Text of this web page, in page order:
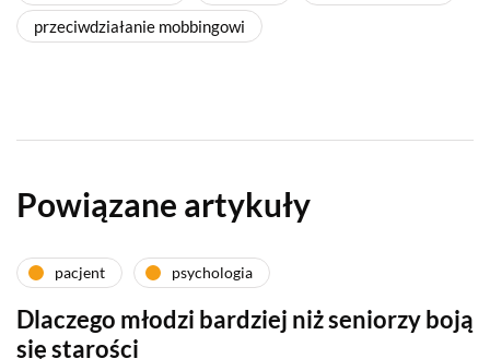
przeciwdziałanie mobbingowi
Powiązane artykuły
pacjent psychologia
Dlaczego młodzi bardziej niż seniorzy boją
się starości